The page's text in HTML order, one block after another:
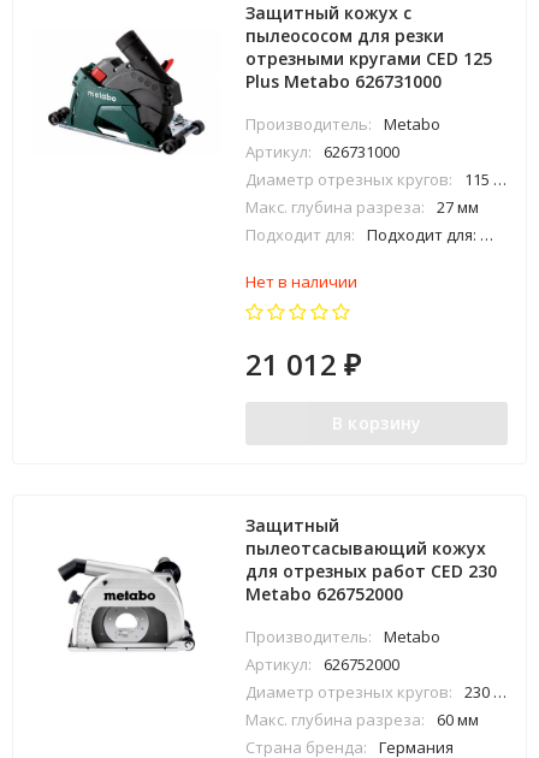
Защитный кожух с
пылеососом для резки
отрезными кругами CED 125
Plus Metabo 626731000
Производитель:
Metabo
Артикул:
626731000
Диаметр отрезных кругов:
115 / 125 мм
Макс. глубина разреза:
27 мм
Подходит для:
Подходит для: W..9-125; WEV 10-125 Quick; W..12-1..; W..13-1..; WE..15-1..; WE..17-1..; W..8-1..; WE 9-125 Quick; W..11-1..; WQ 1400 (nur 600346000); WE 14-1..; WQ 1100 und WEQ 1400; не подходит для угловых шлифовальных машин с автобалансиром; в объем пос
Нет в наличии
21 012₽
В корзину
Защитный
пылеотсасывающий кожух
для отрезных работ CED 230
Metabo 626752000
Производитель:
Metabo
Артикул:
626752000
Диаметр отрезных кругов:
230 мм
Макс. глубина разреза:
60 мм
Страна бренда:
Германия